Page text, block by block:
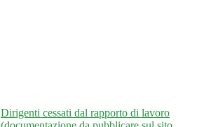
Dirigenti cessati dal rapporto di lavoro